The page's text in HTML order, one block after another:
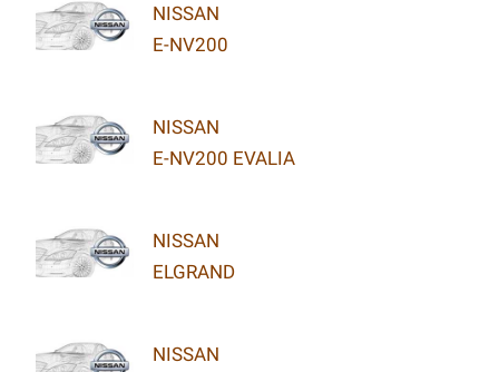
NISSAN
E-NV200
NISSAN
E-NV200 EVALIA
NISSAN
ELGRAND
NISSAN